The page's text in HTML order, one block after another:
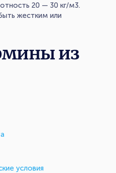
20 — 30 кг/м3.
жестким или
из
условия